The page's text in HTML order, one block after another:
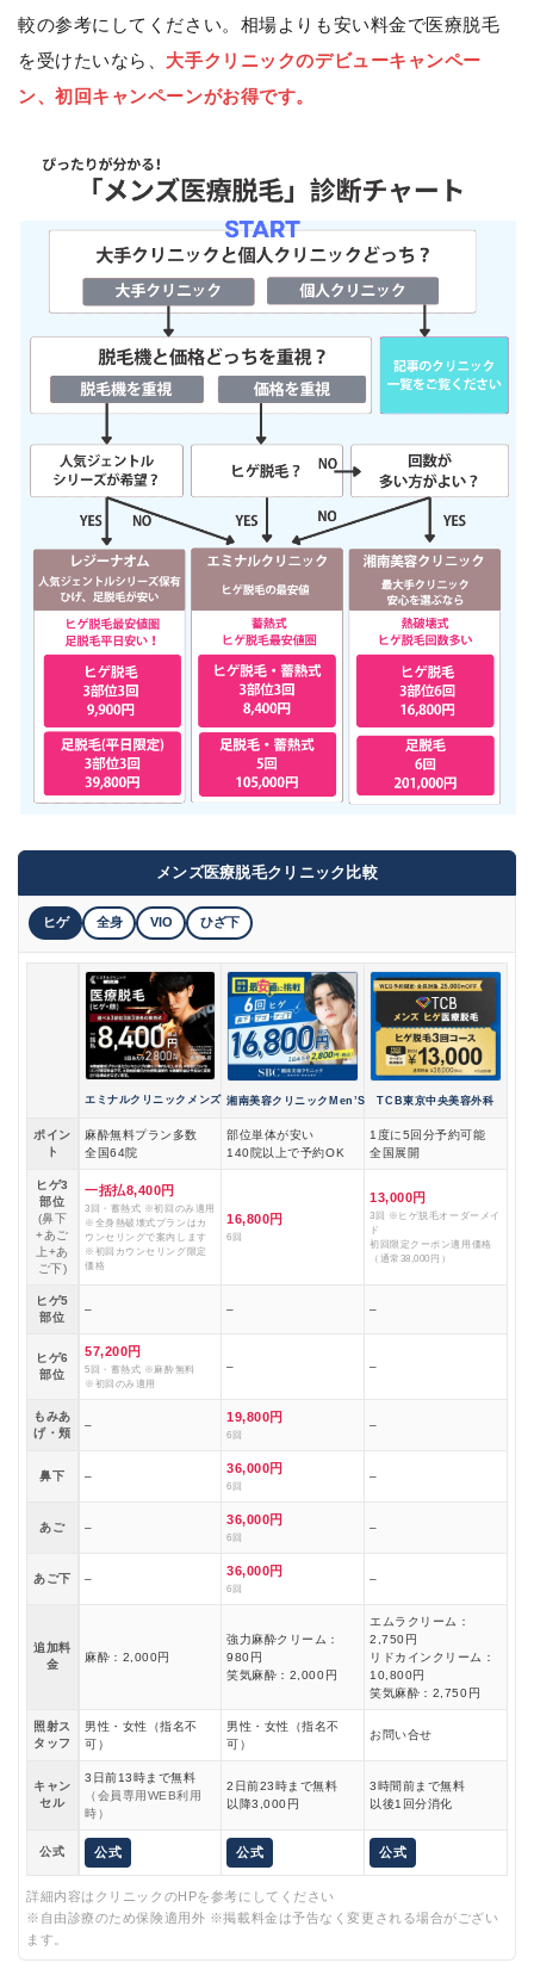
較の参考にしてください。相場よりも安い料金で医療脱毛
を受けたいなら、 大手クリニックのデビューキャンペー
ン、初回キャンペーンがお得です。
メンズ医療脱毛クリニック比較
ヒゲ 全身 VIO ひざ下
エミナルクリニックメンズ 湘南美容クリニックMen’S TCB東京中央美容外科
ポイン
ト
麻酔無料プラン多数
全国64院
部位単体が安い
140院以上で予約OK
1度に5回分予約可能
全国展開
ヒゲ3
部位
(鼻下
+あご
上+あ
ご下)
一括払8,400円
3回・蓄熱式 ※初回のみ適用
※全身熱破壊式プランはカ
ウンセリングで案内します
※初回カウンセリング限定
価格
16,800円
6回
13,000円
3回 ※ヒゲ脱毛オーダーメイ
ド
初回限定クーポン適用価格
（通常38,000円）
ヒゲ5
部位
– – –
ヒゲ6
部位
57,200円
5回・蓄熱式 ※麻酔無料
※初回のみ適用
– –
もみあ
げ・頬
–
19,800円
6回
–
鼻下 –
36,000円
6回
–
あご –
36,000円
6回
–
あご下 –
36,000円
6回
–
追加料
金
麻酔：2,000円
強力麻酔クリーム：
980円
笑気麻酔：2,000円
エムラクリーム：
2,750円
リドカインクリーム：
10,800円
笑気麻酔：2,750円
照射ス
タッフ
男性・女性（指名不
可）
男性・女性（指名不
可）
お問い合せ
キャン
セル
3日前13時まで無料
（会員専用WEB利用
時）
2日前23時まで無料
以降3,000円
3時間前まで無料
以後1回分消化
公式 公式 公式 公式
詳細内容はクリニックのHPを参考にしてください
※自由診療のため保険適用外 ※掲載料金は予告なく変更される場合がござい
ます。